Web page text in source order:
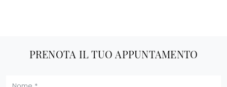
PRENOTA IL TUO APPUNTAMENTO